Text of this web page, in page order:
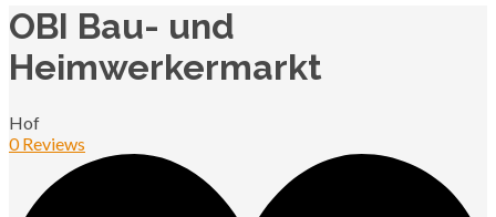
OBI Bau- und
Heimwerkermarkt
Hof
0 Reviews